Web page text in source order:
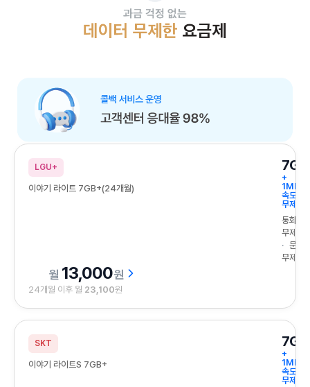
과금 걱정 없는 데이터 무제한 요금제
콜백 서비스 운영 고객센터 응대율 98
LGU+
이야기 라이트 7GB+(24개월)
7GB
+
1Mbps
속도
무제한
통화
무제한
문자
무제한
13,000원
24개월 이후 월 23,100원
SKT
이야기 라이트S 7GB+
7GB
+
1Mbps
속도
무제한